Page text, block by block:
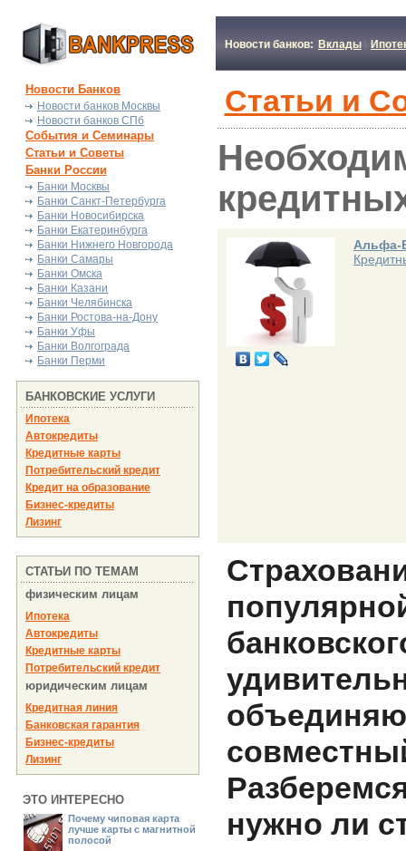
Новости банков: Вклады
Новости Банков
Новости банков Москвы
Новости банков СПб
События и Семинары
Статьи и Советы
Банки России
Банки Москвы
Банки Санкт-Петербурга
Банки Новосибирска
Банки Екатеринбурга
Банки Нижнего Новгорода
Банки Самары
Банки Омска
Банки Казани
Банки Челябинска
Банки Ростова-на-Дону
Банки Уфы
Банки Волгограда
Банки Перми
БАНКОВСКИЕ УСЛУГИ
Ипотека
Автокредиты
Кредитные карты
Потребительский кредит
Кредит на образование
Бизнес-кредиты
Лизинг
СТАТЬИ ПО ТЕМАМ
физическим лицам
Ипотека
Автокредиты
Кредитные карты
Потребительский кредит
юридическим лицам
Кредитная линия
Банковская гарантия
Бизнес-кредиты
Лизинг
ЭТО ИНТЕРЕСНО
Почему чиповая карта
лучше карты с магнитной
полосой
Статьи и
Альфа-
нужно ли